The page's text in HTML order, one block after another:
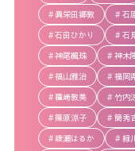
眞栄田郷敦
石
石田ひかり
石
神尾楓珠
神木
福山雅治
福岡
種﨑敦美
竹内
篠原涼子
簡秀
綾瀬はるか
緑